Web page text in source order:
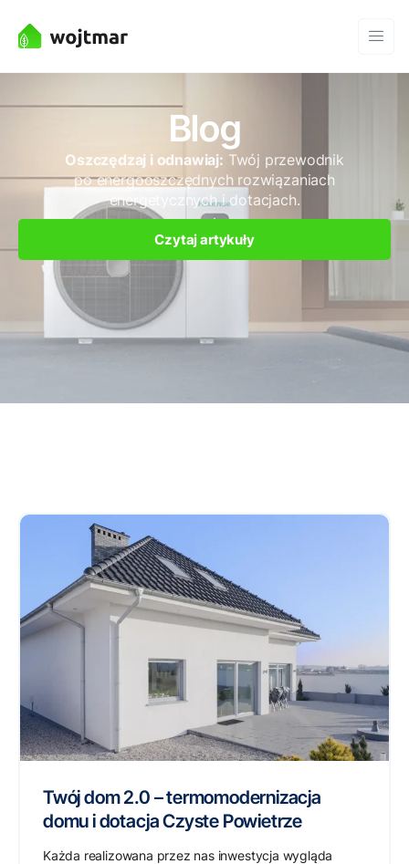
Blog
Oszczędzaj i odnawiaj: Twój przewodnik
po energooszczędnych rozwiązaniach
energetycznych i dotacjach.
Czytaj artykuły
Twój dom 2.0 – termomodernizacja
domu i dotacja Czyste Powietrze
Każda realizowana przez nas inwestycja wygląda